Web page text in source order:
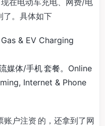
了。具体如下
& EV Charging
媒体/手机 套餐。Online
Internet & Phone
户注资 的，还拿到了网